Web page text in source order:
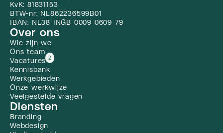
KvK: 81831153
BTW-nr: NL862236599B01
IBAN: NL38 INGB 0009 0609 79
Over ons
Wie zijn we
Ons team
Vacatures 2
Kennisbank
Werkgebieden
Onze werkwijze
Veelgestelde vragen
Diensten
Branding
Webdesign